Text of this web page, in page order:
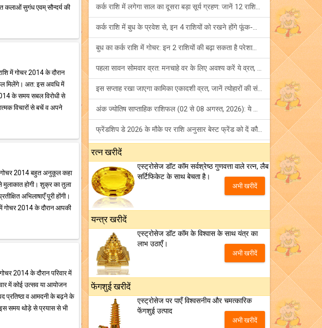
कलाओं सुगंध एवम् सौन्दर्य की
में गोचर 2014 के दौरान
मिलेंगे। अत: इस अवधि में
के समय सबल विरोधी से
विचारों से बचें व अपने
गोचर 2014 बहुत अनुकूल कहा
होगी। शुक्र का तुला
अभिलाषाएँ पूरी होंगी।
गोचर 2014 के दौरान आपकी
2014 के दौरान परिवार में
में कोई उत्सव या आयोजन
प्रतिष्ठा व आमदनी के बढ़ने के
समय थोड़े से प्रयास से भी
कर्क राशि में लगेगा साल का दूसरा बड़ा सूर्य ग्रहण: जानें 12 राशियों पर शुभ-अशुभ प्रभाव!
कर्क राशि में बुध के प्रवेश से, इन 4 राशियों को रखने होंगे फूंक-फूंक कर कदम!
बुध का कर्क राशि में गोचर: इन 2 राशियों की बढ़ा सकता है परेशानियां, हो जाएं सावधान!
पहला सावन सोमवार व्रत: मनचाहे वर के लिए अवश्य करें ये व्रत, जानें नियम एवं पूजा विधि!
इस सप्ताह रखा जाएगा कामिका एकादशी व्रत, जानें त्योहारों की संपूर्ण लिस्ट!
अंक ज्योतिष साप्ताहिक राशिफल (02 से 08 अगस्त, 2026): ये सप्ताह क्यों है खास?
फ्रेंडशिप डे 2026 के मौके पर राशि अनुसार बेस्ट फ्रेंड को दें कौन सा गिफ्ट? जानें
टैरो साप्ताहिक राशिफल (02 से 08 अगस्त, 2026): जानें 12 राशियों का विस्तृत भविष्यफल!
शनि साढ़े साती और ढैय्या से परेशान हैं? शनि कृपा के लिए अवश्य करें शनिवार व्रत!
रत्न खरीदें
एस्ट्रोसेज डॉट कॉम सर्वश्रेष्ठ गुणवत्ता वाले रत्न, लैब
सर्टिफिकेट के साथ बेचता है।
अभी खरीदें
यन्त्र खरीदें
एस्ट्रोसेज डॉट कॉम के विश्वास के साथ यंत्र का
लाभ उठाएँ।
अभी खरीदें
फेंगशुई खरीदें
एस्ट्रोसेज पर पाएँ विश्वसनीय और चमत्कारिक
फेंगशुई उत्पाद
अभी खरीदें